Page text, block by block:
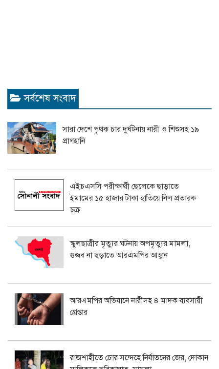
সর্বশেষ সংবাদ
সারা দেশে পৃথক চার দুর্ঘটনায় নারী ও শিশুসহ ১৯
প্রাণহানি
এইচএসসি পরীক্ষার্থী ছেলেকে ছাড়াতে
ইমামের ১৫ হাজার টাকা হাতিয়ে নিল প্রতারক
চক্র
স্কুলছাত্রীর মৃত্যুর ঘটনায় অপমৃত্যুর মামলা,
গুজব না ছড়াতে আরএমপির আহ্বান
আরএমপির অভিযানে নারীসহ ৪ মাদক ব্যবসায়ী
গ্রেপ্তার
রাজশাহীতে চোর সন্দেহে নির্যাতনের জের, দোকান